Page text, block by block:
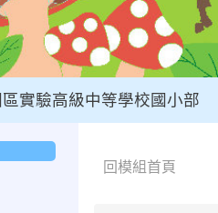
實驗高級中等學校國小部
回模組首頁